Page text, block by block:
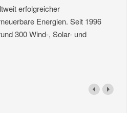
erfolgreicher
Energien. Seit 1996
300 Wind-, Solar- und